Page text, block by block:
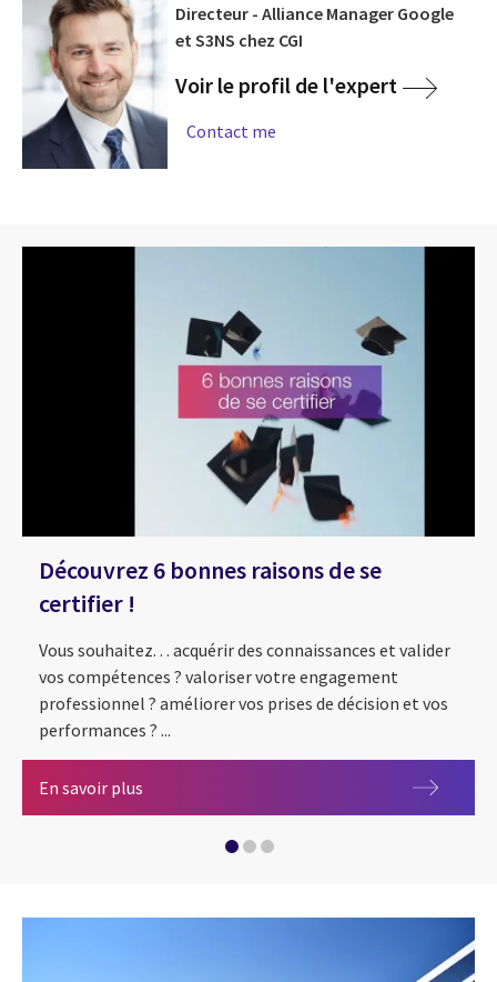
Directeur - Alliance Manager Google
et S3NS chez CGI
Voir le profil de l'expert
Contact me
Découvrez 6 bonnes raisons de se
certifier !
Vous souhaitez. . . acquérir des connaissances et valider
vos compétences ? valoriser votre engagement
professionnel ? améliorer vos prises de décision et vos
performances ? ...
En savoir plus Découvrez 6 bonnes raisons de se certifier !
Politique de protection des Données
Mesurer pour agir : un levier concret pour un